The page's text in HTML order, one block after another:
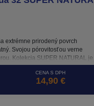
extrémne prirodený povrch
Svojou pórovitosťou verne
Kolekcia SUPER NATURAL je
CENA S DPH
14,90 €